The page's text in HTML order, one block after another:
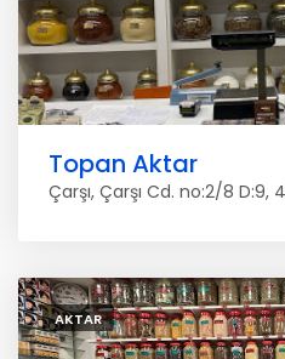
Topan Aktar
Çarşı, Çarşı Cd. no:2/8
AKTAR